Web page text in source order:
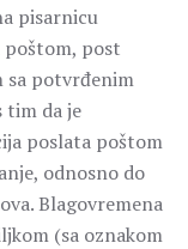
pisarnicu
post
sa potvrđenim
tim da je
poslata poštom
odnosno do
Blagovremena
(sa oznakom